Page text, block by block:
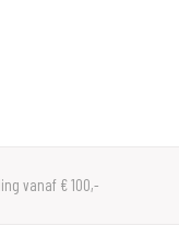
vanaf € 100,-